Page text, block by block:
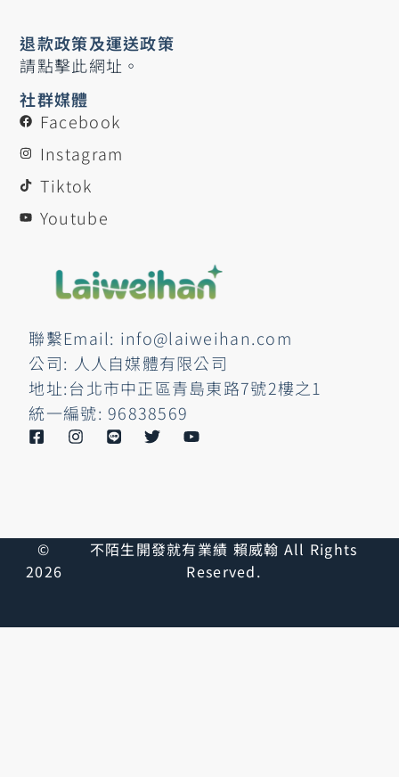
聯繫Email: info@laiweihan.com
公司: 人人自媒體有限公司
地址:台北市中正區青島東路7號2樓之1
統一編號: 96838569
社群媒體
Facebook
Instagram
Tiktok
Youtube
退款政策及運送政策
請點擊此網址。
©
2026
不陌生開發就有業績 賴威翰 All Rights
Reserved.